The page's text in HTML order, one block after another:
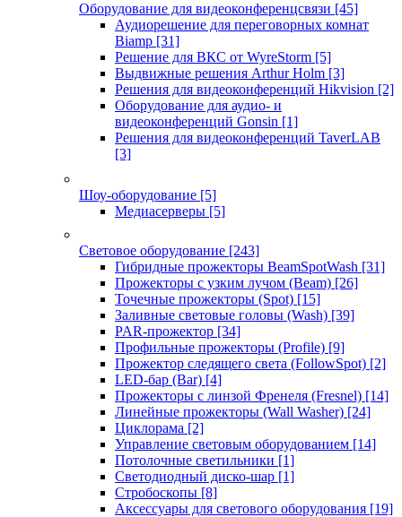
Оборудование для видеоконференцсвязи [45]
Аудиорешение для переговорных комнат
Biamp [31]
Решение для ВКС от WyreStorm [5]
Выдвижные решения Arthur Holm [3]
Решения для видеоконференций Hikvision [2]
Оборудование для аудио- и
видеоконференций Gonsin [1]
Решения для видеоконференций TaverLAB
[3]
Шоу-оборудование [5]
Медиасерверы [5]
Световое оборудование [243]
Гибридные прожекторы BeamSpotWash [31]
Прожекторы с узким лучом (Beam) [26]
Точечные прожекторы (Spot) [15]
Заливные световые головы (Wash) [39]
PAR-прожектор [34]
Профильные прожекторы (Profile) [9]
Прожектор следящего света (FollowSpot) [2]
LED-бар (Bar) [4]
Прожекторы с линзой Френеля (Fresnel) [14]
Линейные прожекторы (Wall Washer) [24]
Циклорама [2]
Управление световым оборудованием [14]
Потолочные светильники [1]
Светодиодный диско-шар [1]
Стробоскопы [8]
Аксессуары для светового оборудования [19]